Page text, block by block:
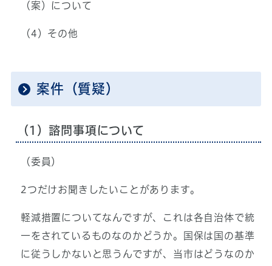
（案）について
（4）その他
案件（質疑）
（1）諮問事項について
（委員）
2つだけお聞きしたいことがあります。
軽減措置についてなんですが、これは各自治体で統
一をされているものなのかどうか。国保は国の基準
に従うしかないと思うんですが、当市はどうなのか